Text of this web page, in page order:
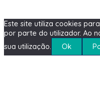
Este site utiliza cookies
por parte do utilizador. Ao
sua utilização.
Ok